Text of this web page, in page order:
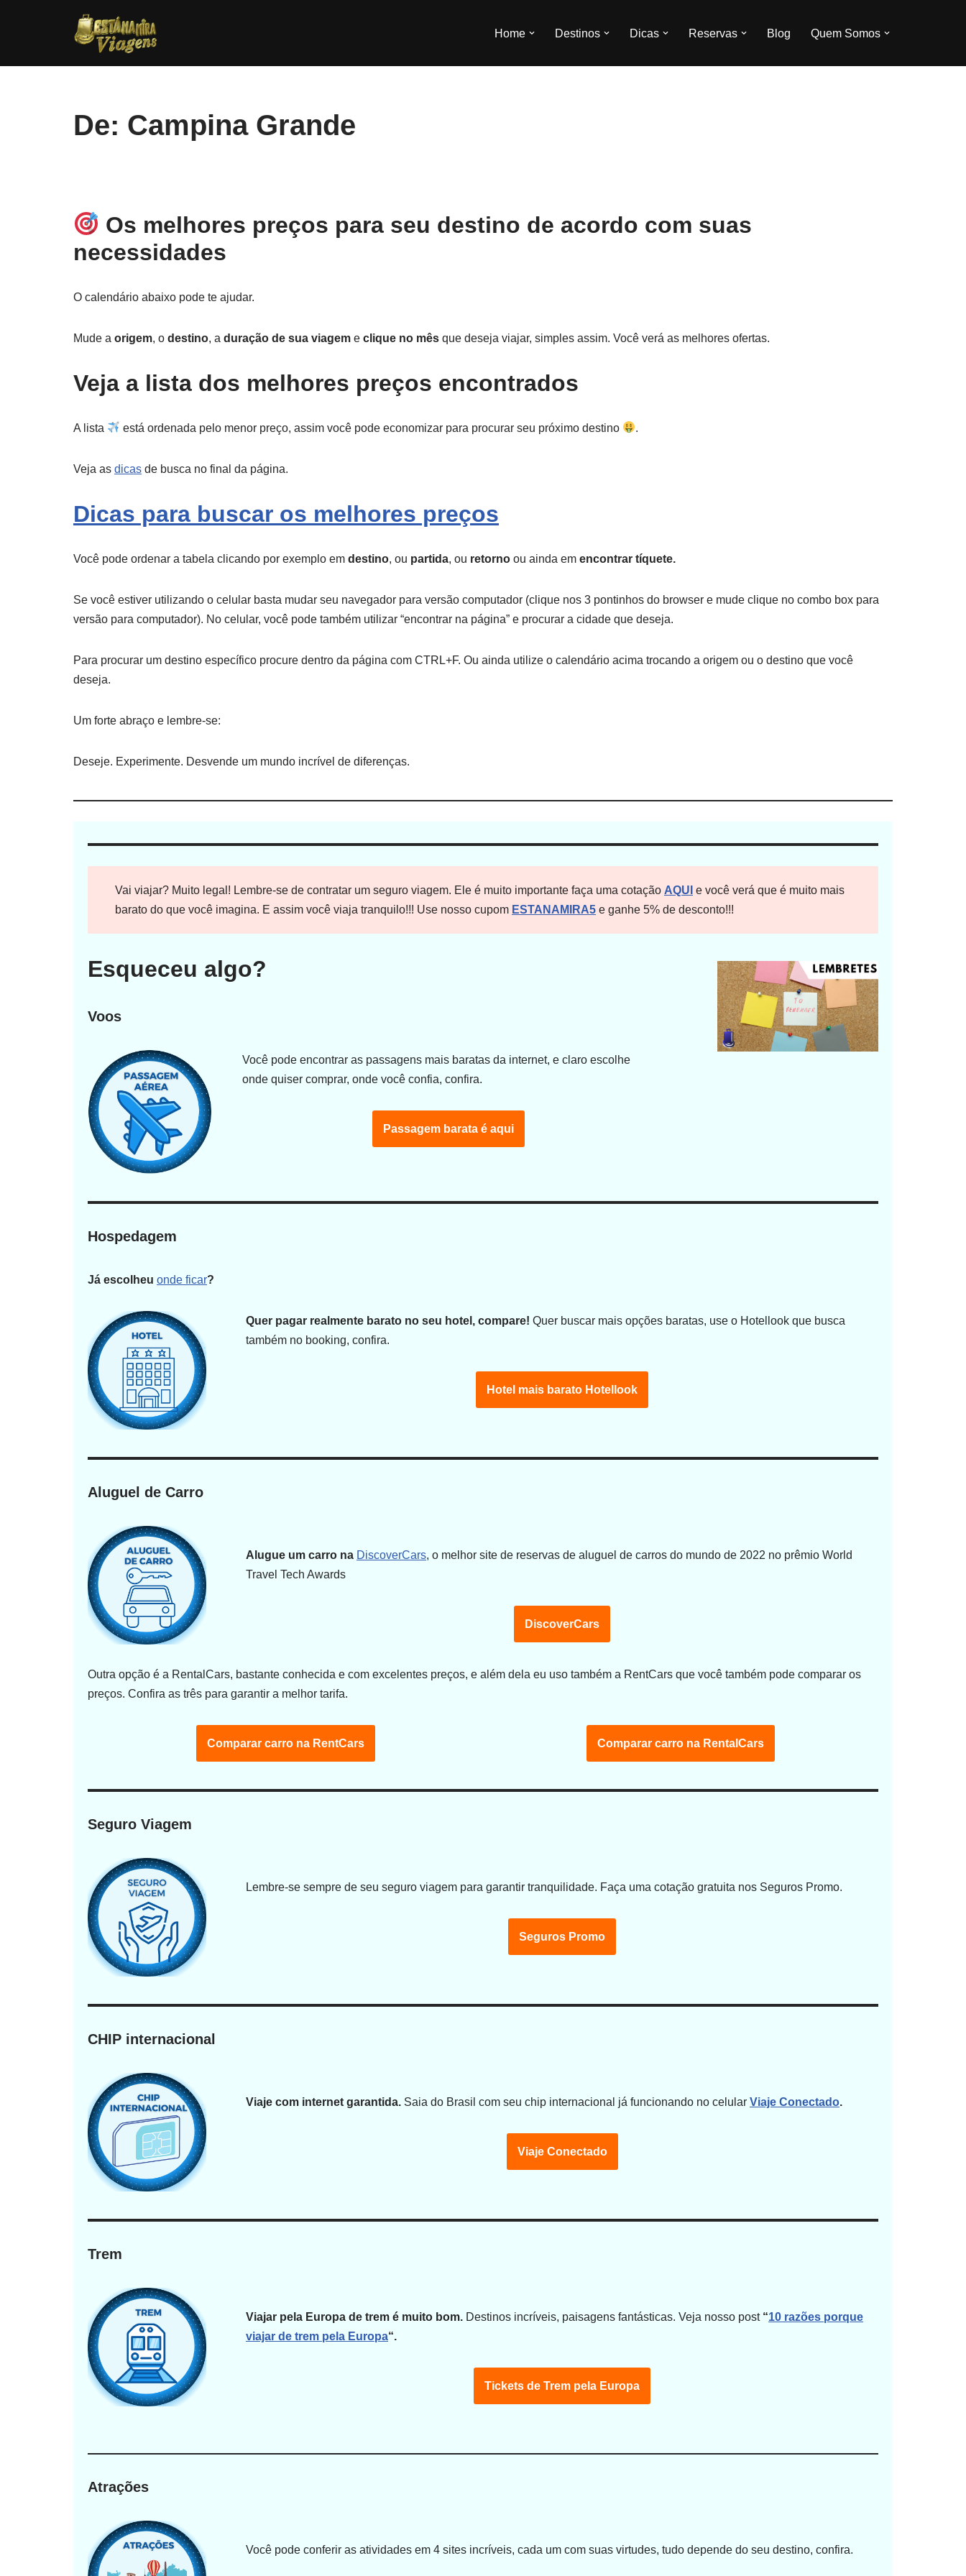
Home Destinos Dicas Reservas Blog Quem Somos
De: Campina Grande
Os melhores preços para seu destino de acordo com suas
necessidades
O calendário abaixo pode te ajudar.
Mude a origem, o destino, a duração de sua viagem e clique no mês que deseja viajar, simples assim. Você verá as melhores ofertas.
Veja a lista dos melhores preços encontrados
A lista está ordenada pelo menor preço, assim você pode economizar para procurar seu próximo destino .
Veja as dicas de busca no final da página.
Dicas para buscar os melhores preços
Você pode ordenar a tabela clicando por exemplo em destino, ou partida, ou retorno ou ainda em encontrar tíquete.
Se você estiver utilizando o celular basta mudar seu navegador para versão computador (clique nos 3 pontinhos do browser e mude clique no combo box para
versão para computador). No celular, você pode também utilizar “encontrar na página” e procurar a cidade que deseja.
Para procurar um destino específico procure dentro da página com CTRL+F. Ou ainda utilize o calendário acima trocando a origem ou o destino que você
deseja.
Um forte abraço e lembre-se:
Deseje. Experimente. Desvende um mundo incrível de diferenças.
Vai viajar? Muito legal! Lembre-se de contratar um seguro viagem. Ele é muito importante faça uma cotação AQUI e você verá que é muito mais
barato do que você imagina. E assim você viaja tranquilo!!! Use nosso cupom ESTANAMIRA5 e ganhe 5% de desconto!!!
Esqueceu algo?
Voos
Você pode encontrar as passagens mais baratas da internet, e claro escolhe
onde quiser comprar, onde você confia, confira.
Passagem barata é aqui
Hospedagem
Já escolheu onde ficar?
Quer pagar realmente barato no seu hotel, compare! Quer buscar mais opções baratas, use o Hotellook que busca
também no booking, confira.
Hotel mais barato Hotellook
Aluguel de Carro
Alugue um carro na DiscoverCars, o melhor site de reservas de aluguel de carros do mundo de 2022 no prêmio World
Travel Tech Awards
DiscoverCars
Outra opção é a RentalCars, bastante conhecida e com excelentes preços, e além dela eu uso também a RentCars que você também pode comparar os
preços. Confira as três para garantir a melhor tarifa.
Comparar carro na RentCars Comparar carro na RentalCars
Seguro Viagem
Lembre-se sempre de seu seguro viagem para garantir tranquilidade. Faça uma cotação gratuita nos Seguros Promo.
Seguros Promo
CHIP internacional
Viaje com internet garantida. Saia do Brasil com seu chip internacional já funcionando no celular Viaje Conectado.
Viaje Conectado
Trem
Viajar pela Europa de trem é muito bom. Destinos incríveis, paisagens fantásticas. Veja nosso post“10 razões porque
viajar de trem pela Europa“.
Tickets de Trem pela Europa
Atrações
Você pode conferir as atividades em 4 sites incríveis, cada um com suas virtudes, tudo depende do seu destino, confira.